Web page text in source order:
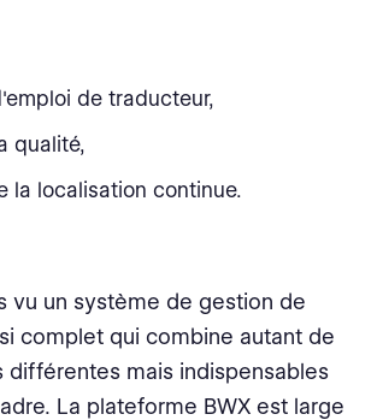
de traducteur,
qualité,
la localisation continue.
vu un système de gestion de
complet qui combine autant de
différentes mais indispensables
La plateforme BWX est large